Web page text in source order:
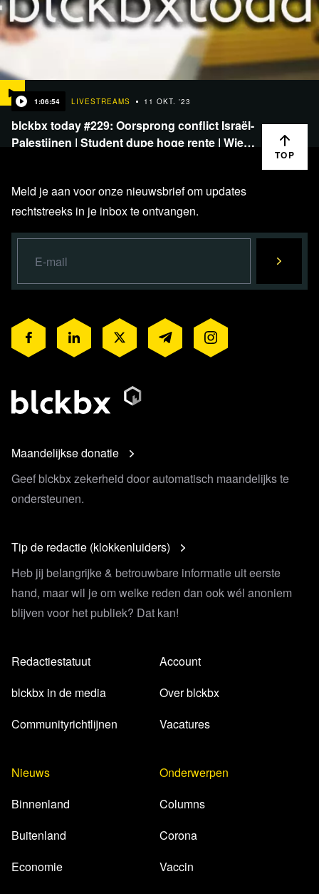
1:06:54 LIVESTREAMS 11 OKT. '23
blckbx today #229: Oorsprong conflict Israël-
Palestijnen | Student dupe hoge rente | Wie…
TOP
Meld je aan voor onze nieuwsbrief om updates
rechtstreeks in je inbox te ontvangen.
Maandelijkse donatie
Geef blckbx zekerheid door automatisch maandelijks te
ondersteunen.
Tip de redactie (klokkenluiders)
Heb jij belangrijke & betrouwbare informatie uit eerste
hand, maar wil je om welke reden dan ook wél anoniem
blijven voor het publiek? Dat kan!
Redactiestatuut
blckbx in de media
Communityrichtlijnen
Account
Over blckbx
Vacatures
Nieuws
Binnenland
Buitenland
Economie
Onderwerpen
Columns
Corona
Vaccin